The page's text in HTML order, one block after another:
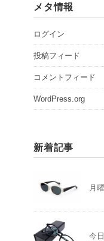
メタ情報
ログイン
投稿フィード
コメントフィード
WordPress.org
新着記事
月
今